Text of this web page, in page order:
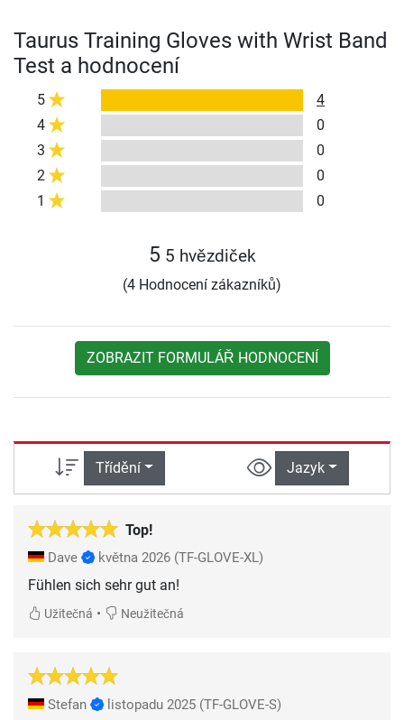
Taurus Training Gloves with Wrist Band
Test a hodnocení
5
4
4
0
3
0
2
0
1
0
5 5 hvězdiček
(4 Hodnocení zákazníků)
ZOBRAZIT FORMULÁŘ HODNOCENÍ
Třídění Jazyk
Top!
Dave května 2026 (TF-GLOVE-XL)
Fühlen sich sehr gut an!
Užitečná • Neužitečná
Stefan listopadu 2025 (TF-GLOVE-S)